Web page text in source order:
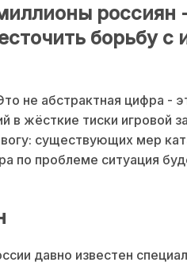
россиян
борьбу с
не абстрактная цифра -
в жёсткие тиски игровой
существующих мер
по проблеме ситуация
давно известен